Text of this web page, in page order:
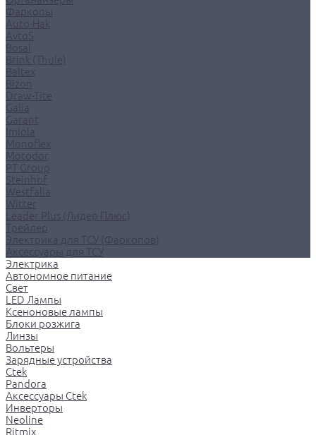
Фаркопы
Auto-Hak
AvtoS
Bosal
Brink (Thule)
Baltex
Bizon
Draw-Tite
Galia
Garant
Imiola
Monoflex
Motodor
PT Group
Steinhof
Westfalia
Witter
Leader Plus (Лидер Плюс)
Трейлер
Электрика для ТСУ (Фаркопов)
Аксессуары для ТСУ
Электрика
Автономное питание
Свет
LED Лампы
Ксеноновые лампы
Блоки розжига
Линзы
Вольтеры
Зарядные устройства
Ctek
Pandora
Аксессуары Ctek
Инверторы
Neoline
Ritmix